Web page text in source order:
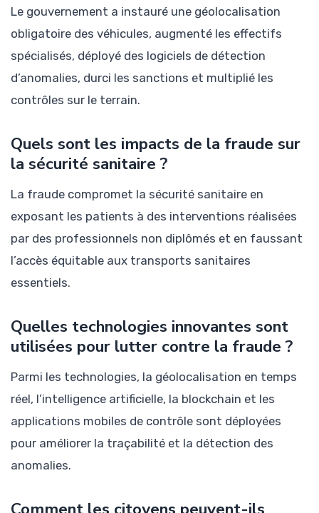
Le gouvernement a instauré une géolocalisation
obligatoire des véhicules, augmenté les effectifs
spécialisés, déployé des logiciels de détection
d’anomalies, durci les sanctions et multiplié les
contrôles sur le terrain.
Quels sont les impacts de la fraude sur
la sécurité sanitaire ?
La fraude compromet la sécurité sanitaire en
exposant les patients à des interventions réalisées
par des professionnels non diplômés et en faussant
l’accès équitable aux transports sanitaires
essentiels.
Quelles technologies innovantes sont
utilisées pour lutter contre la fraude ?
Parmi les technologies, la géolocalisation en temps
réel, l’intelligence artificielle, la blockchain et les
applications mobiles de contrôle sont déployées
pour améliorer la traçabilité et la détection des
anomalies.